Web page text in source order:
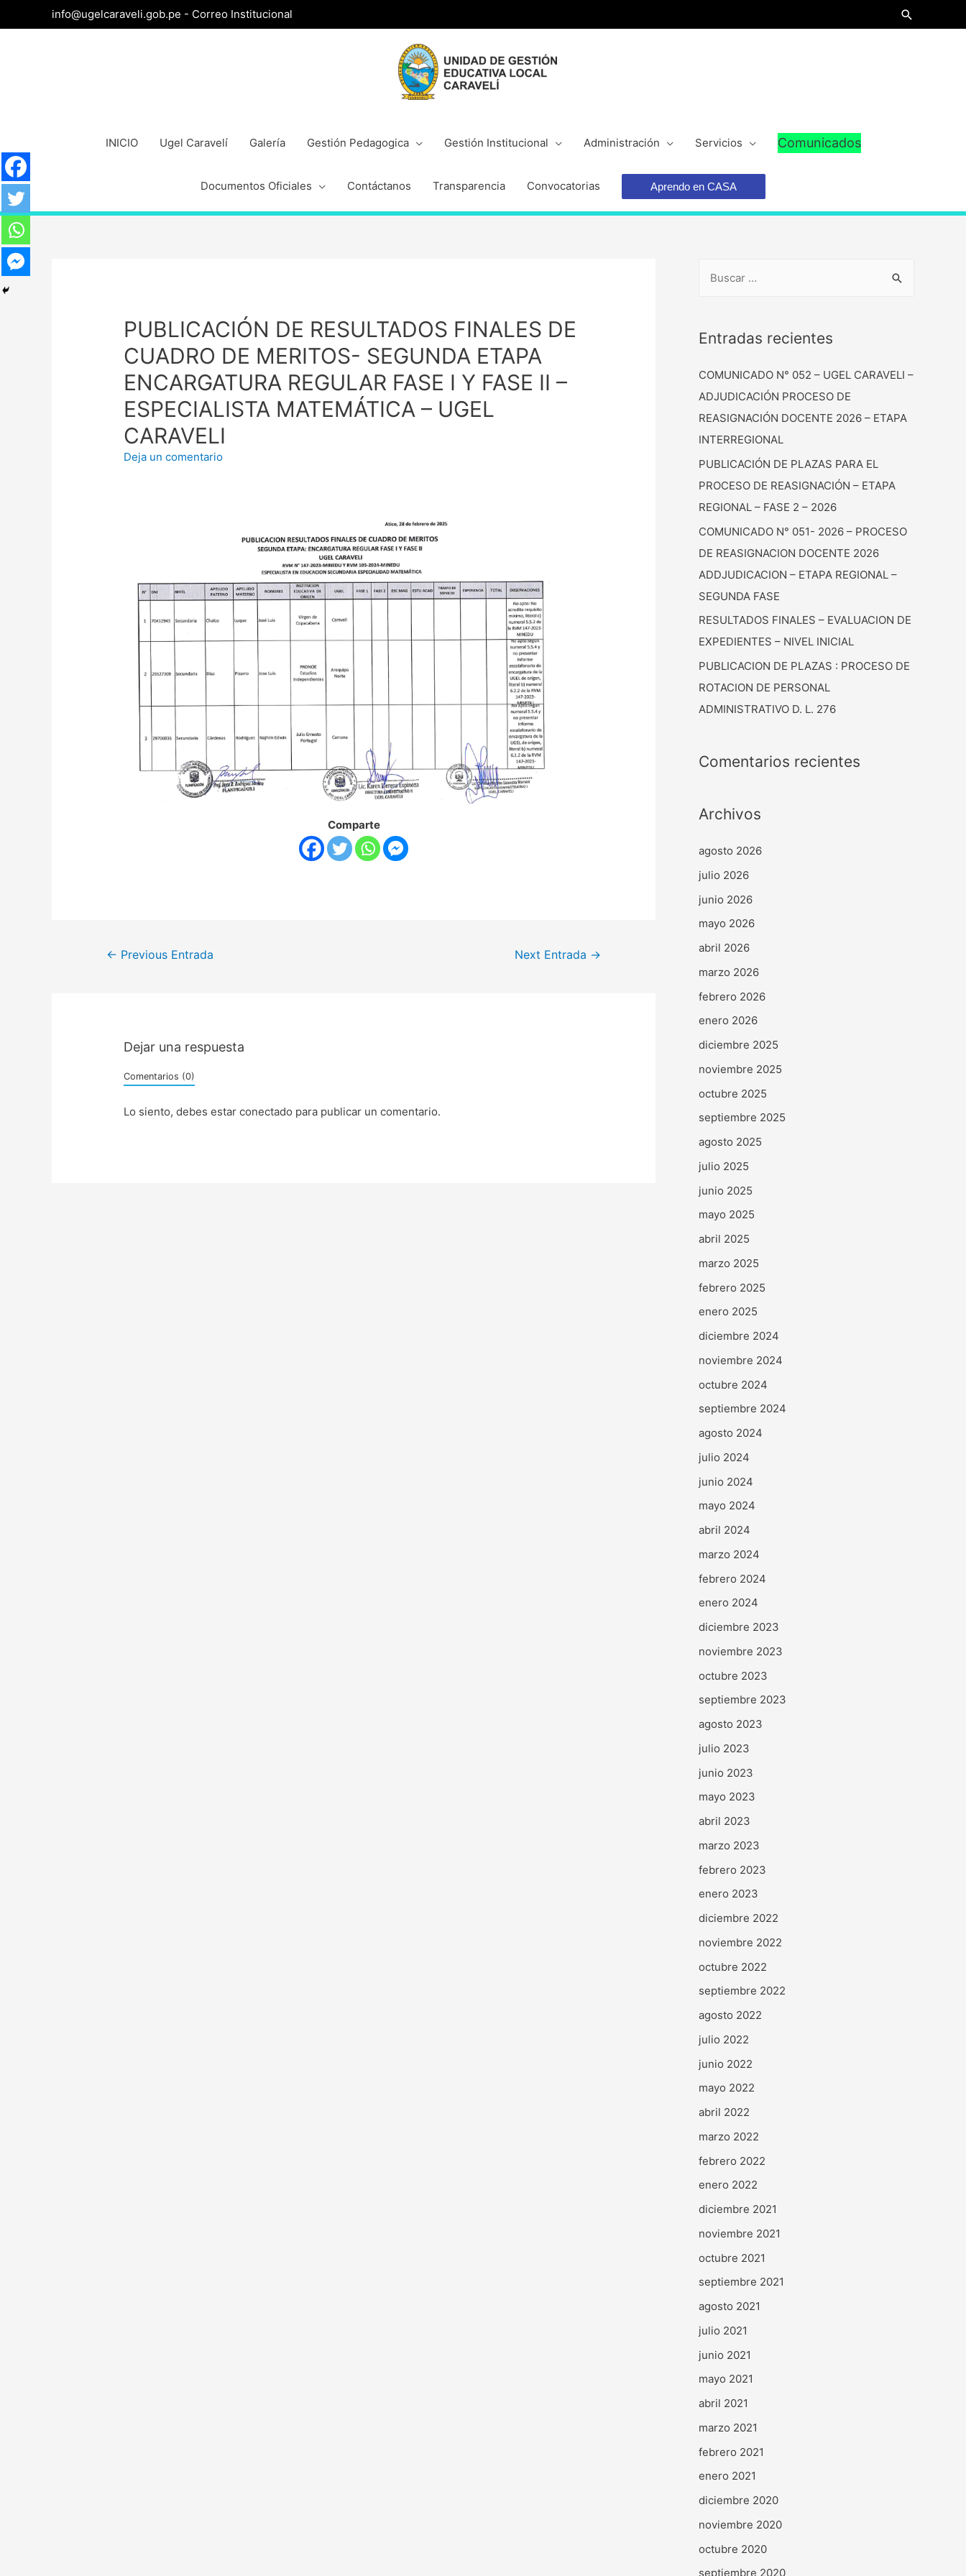
info@ugelcaraveli.gob.pe - Correo Institucional
INICIO Ugel Caravelí Galería Gestión Pedagogica Gestión Institucional Administración Servicios Comunicados
Documentos Oficiales Contáctanos Transparencia Convocatorias Aprendo en CASA
PUBLICACIÓN DE RESULTADOS FINALES DE
CUADRO DE MERITOS- SEGUNDA ETAPA
ENCARGATURA REGULAR FASE I Y FASE II –
ESPECIALISTA MATEMÁTICA – UGEL
CARAVELI
Deja un comentario
Comparte
← Previous Entrada Next Entrada →
Dejar una respuesta
Comentarios (0)
Lo siento, debes estarconectado para publicar un comentario.
Entradas recientes
COMUNICADO N° 052 – UGEL CARAVELI –
ADJUDICACIÓN PROCESO DE
REASIGNACIÓN DOCENTE 2026 – ETAPA
INTERREGIONAL
PUBLICACIÓN DE PLAZAS PARA EL
PROCESO DE REASIGNACIÓN – ETAPA
REGIONAL – FASE 2 – 2026
COMUNICADO N° 051- 2026 – PROCESO
DE REASIGNACION DOCENTE 2026
ADDJUDICACION – ETAPA REGIONAL –
SEGUNDA FASE
RESULTADOS FINALES – EVALUACION DE
EXPEDIENTES – NIVEL INICIAL
PUBLICACION DE PLAZAS : PROCESO DE
ROTACION DE PERSONAL
ADMINISTRATIVO D. L. 276
Comentarios recientes
Archivos
agosto 2026
julio 2026
junio 2026
mayo 2026
abril 2026
marzo 2026
febrero 2026
enero 2026
diciembre 2025
noviembre 2025
octubre 2025
septiembre 2025
agosto 2025
julio 2025
junio 2025
mayo 2025
abril 2025
marzo 2025
febrero 2025
enero 2025
diciembre 2024
noviembre 2024
octubre 2024
septiembre 2024
agosto 2024
julio 2024
junio 2024
mayo 2024
abril 2024
marzo 2024
febrero 2024
enero 2024
diciembre 2023
noviembre 2023
octubre 2023
septiembre 2023
agosto 2023
julio 2023
junio 2023
mayo 2023
abril 2023
marzo 2023
febrero 2023
enero 2023
diciembre 2022
noviembre 2022
octubre 2022
septiembre 2022
agosto 2022
julio 2022
junio 2022
mayo 2022
abril 2022
marzo 2022
febrero 2022
enero 2022
diciembre 2021
noviembre 2021
octubre 2021
septiembre 2021
agosto 2021
julio 2021
junio 2021
mayo 2021
abril 2021
marzo 2021
febrero 2021
enero 2021
diciembre 2020
noviembre 2020
octubre 2020
septiembre 2020